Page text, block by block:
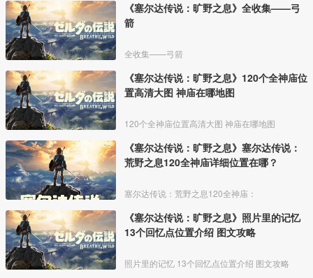
《塞尔达传说：旷野之息》全收集——弓
箭
全收集——弓箭
《塞尔达传说：旷野之息》120个全神庙位
置高清大图 神庙在哪地图
120个全神庙位置高清大图 神庙在哪地图
《塞尔达传说：旷野之息》塞尔达传说：
荒野之息120全神庙详细位置在哪？
塞尔达传说：荒野之息120全神庙：
《塞尔达传说：旷野之息》照片里的记忆
13个回忆点位置介绍 图文攻略
照片里的记忆 13个回忆点位置介绍 图文攻略